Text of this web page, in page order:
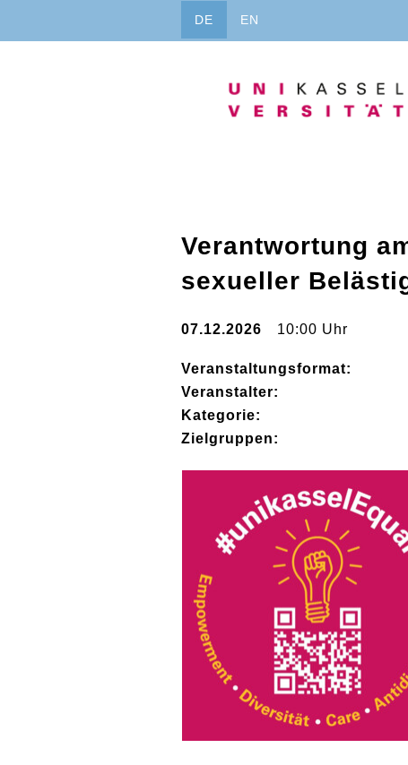
DE EN
Verantwortung
sexueller
07.12.2026 10:00 Uhr
Veranstaltungsformat:
Veranstalter:
Kategorie:
Zielgruppen: